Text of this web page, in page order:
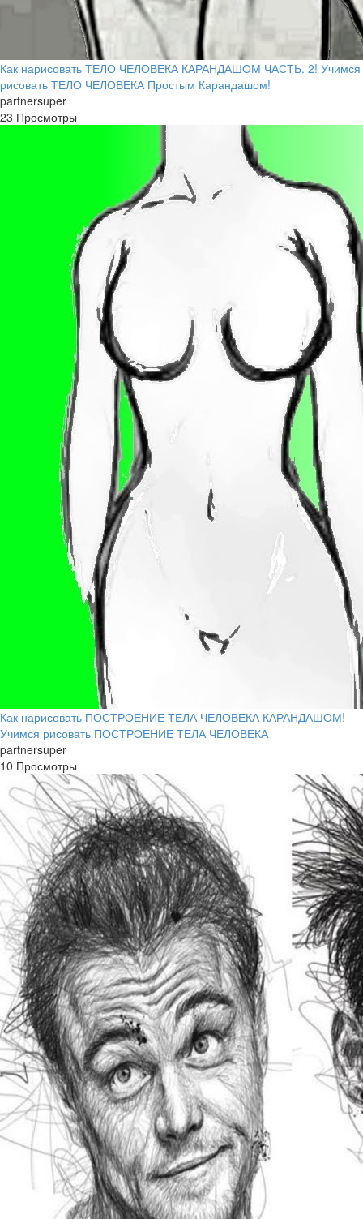
Как нарисовать ТЕЛО ЧЕЛОВЕКА КАРАНДАШОМ ЧАСТЬ. 2! Учимся
рисовать ТЕЛО ЧЕЛОВЕКА Простым Карандашом!
partnersuper
23 Просмотры
Как нарисовать ПОСТРОЕНИЕ ТЕЛА ЧЕЛОВЕКА КАРАНДАШОМ!
Учимся рисовать ПОСТРОЕНИЕ ТЕЛА ЧЕЛОВЕКА
partnersuper
10 Просмотры